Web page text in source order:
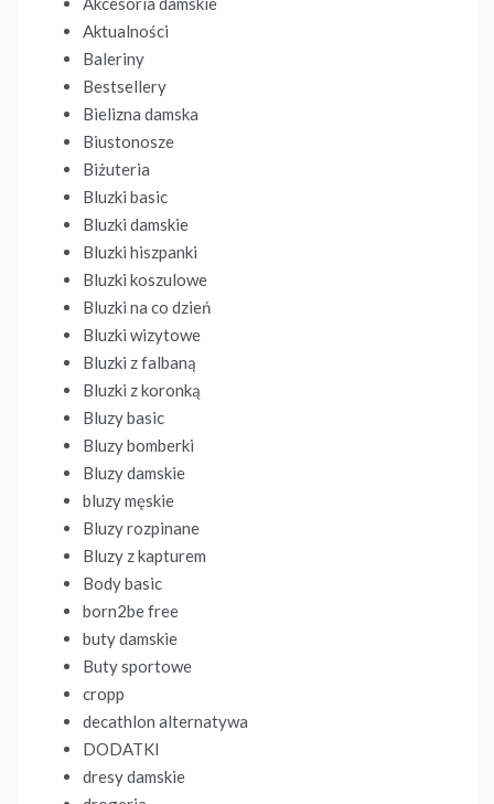
Aktualności
Baleriny
Bestsellery
Bielizna damska
Biustonosze
Biżuteria
Bluzki basic
Bluzki damskie
Bluzki hiszpanki
Bluzki koszulowe
Bluzki na co dzień
Bluzki wizytowe
Bluzki z falbaną
Bluzki z koronką
Bluzy basic
Bluzy bomberki
Bluzy damskie
bluzy męskie
Bluzy rozpinane
Bluzy z kapturem
Body basic
born2be free
buty damskie
Buty sportowe
cropp
decathlon alternatywa
DODATKI
dresy damskie